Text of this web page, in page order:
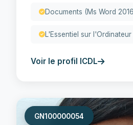
Documents (Ms Word
L'Essentiel sur l'Ordinateur
Voir le profil ICDL
GN100000054